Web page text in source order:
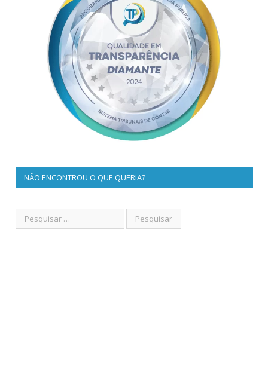
NÃO ENCONTROU O QUE QUERIA?